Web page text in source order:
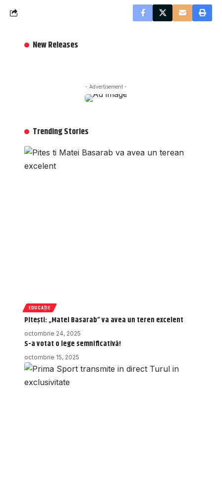
New Releases
- Advertisement -
Trending Stories
EDUCAȚIE
Pitești: „Matei Basarab” va avea un teren excelent
octombrie 24, 2025
S-a votat o lege semnificativă!
octombrie 15, 2025